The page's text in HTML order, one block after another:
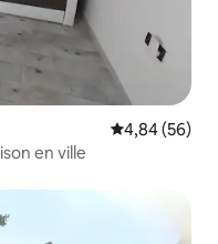
Évaluation
4,84 (56)
en ville